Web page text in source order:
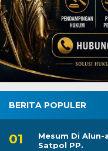
BERITA POPULER
Mesum Di
Satpol PP.